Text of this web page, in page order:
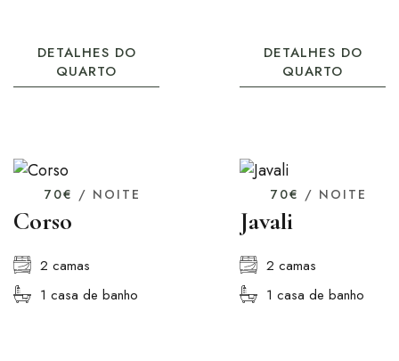
DETALHES DO
QUARTO
DETALHES DO
QUARTO
70€ / NOITE
Corso
2 camas
1 casa de banho
70€ / NOITE
Javali
2 camas
1 casa de banho